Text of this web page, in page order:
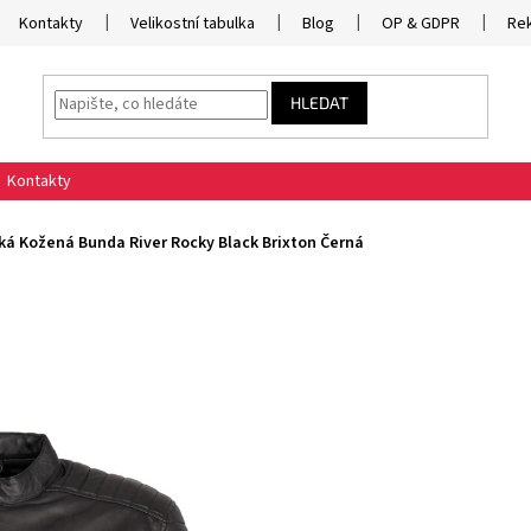
Kontakty Velikostní tabulka Blog OP & GDPR
HLEDAT
Kontakty
Kožená Bunda River Rocky Black Brixton Černá